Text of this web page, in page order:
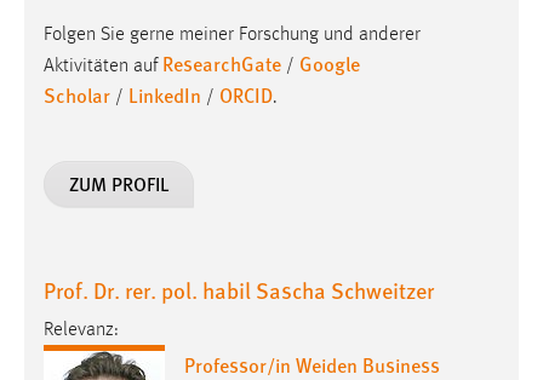
Folgen Sie gerne meiner Forschung und anderer
Aktivitäten auf ResearchGate / Google
Scholar / LinkedIn / ORCID.
ZUM PROFIL
Prof. Dr. rer. pol. habil Sascha Schweitzer
Relevanz:
Professor/in Weiden Business